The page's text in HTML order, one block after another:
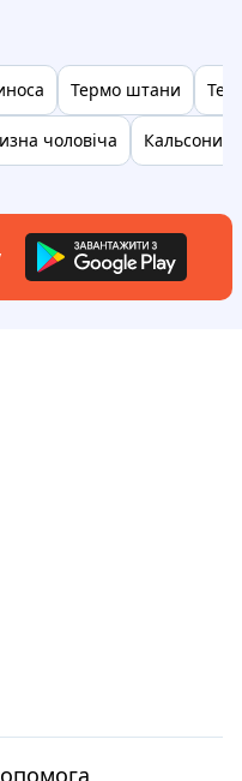
Термо штани
чоловіча Кальсони